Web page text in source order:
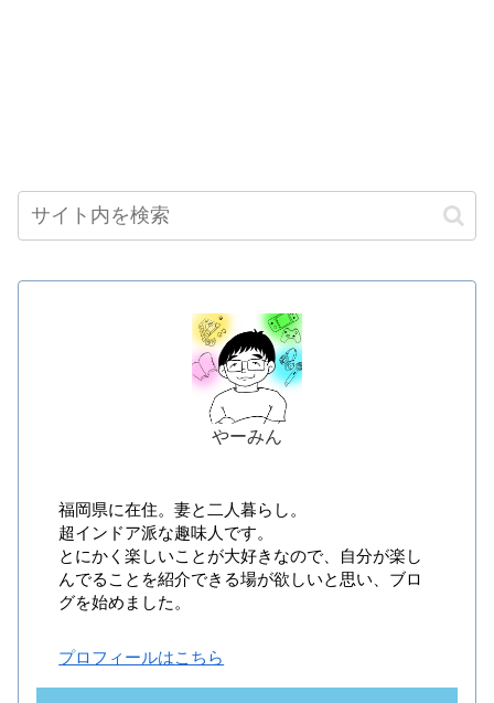
やーみん
福岡県に在住。妻と二人暮らし。
超インドア派な趣味人です。
とにかく楽しいことが大好きなので、自分が楽し
んでることを紹介できる場が欲しいと思い、ブロ
グを始めました。
プロフィールはこちら